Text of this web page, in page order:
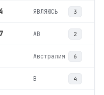
ЯВЛЯЮСЬ 3
АВ 2
Австралия 6
В 4